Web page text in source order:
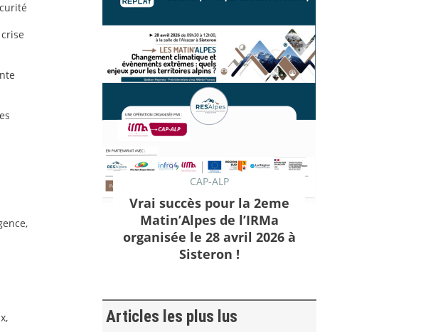
CAP-ALP
Vrai succès pour la 2eme
Matin’Alpes de l’IRMa
organisée le 28 avril 2026 à
Sisteron !
Articles les plus lus